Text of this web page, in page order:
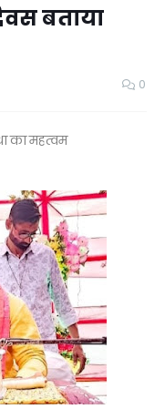
बताया
0
का महत्वम